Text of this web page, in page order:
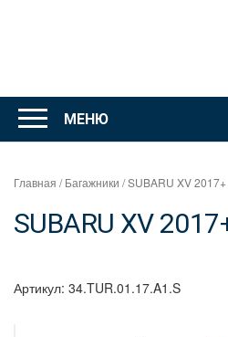
Интернет
магазин
"Can Auto"
МЕНЮ
Главная /Багажники / SUBARU XV
SUBARU XV
Артикул: 34.TUR.01.17.A1.S